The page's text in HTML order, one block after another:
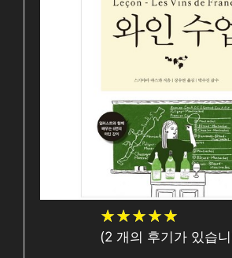
★★★★★
★★★★★
(2 개의 후기가 있습